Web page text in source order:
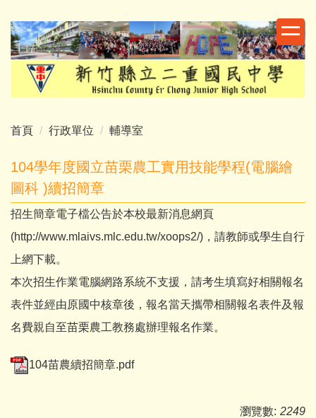
到
主
要
容
首頁
行政單位 輔導室
104學年度國立苗栗農工實用技能學程(電腦繪
圖科 )續招簡章
招生簡章電子檔公告於本校最新消息網頁
(http://www.mlaivs.mlc.edu.tw/xoops2/)，請教師或學生自行
上網下載。
本次招生作業電腦網路系統不支援，請考生填寫好相關報名
表件並經由原國中核章後，報名當天攜帶相關報名表件及報
名費親自至苗栗農工教務處辦理報名作業。
104苗農續招簡章.pdf
瀏覽數: 2249